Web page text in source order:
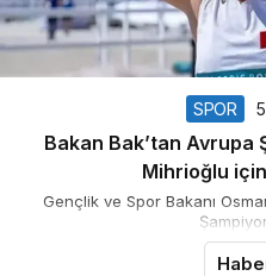
SPOR
Bakan Bak’tan Avrupa
Mihrioğlu
Gençlik ve Spor Bakanı